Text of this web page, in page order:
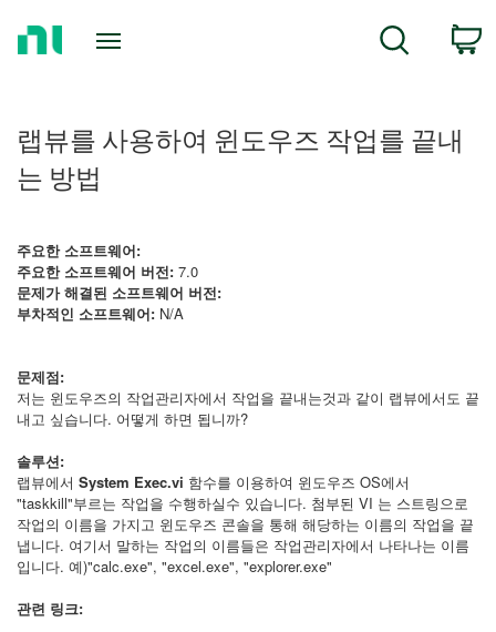
Search
랩뷰를 사용하여 윈도우즈 작업를 끝내
는 방법
주요한 소프트웨어:
주요한 소프트웨어 버전: 7.0
문제가 해결된 소프트웨어 버전:
부차적인 소프트웨어: N/A
문제점:
저는 윈도우즈의 작업관리자에서 작업을 끝내는것과 같이 랩뷰에서도 끝
내고 싶습니다. 어떻게 하면 됩니까?
솔루션:
랩뷰에서 System Exec.vi 함수를 이용하여 윈도우즈 OS에서
"taskkill"부르는 작업을 수행하실수 있습니다. 첨부된 VI 는 스트링으로
작업의 이름을 가지고 윈도우즈 콘솔을 통해 해당하는 이름의 작업을 끝
냅니다. 여기서 말하는 작업의 이름들은 작업관리자에서 나타나는 이름
입니다. 예)"calc.exe", "excel.exe", "explorer.exe"
관련 링크: